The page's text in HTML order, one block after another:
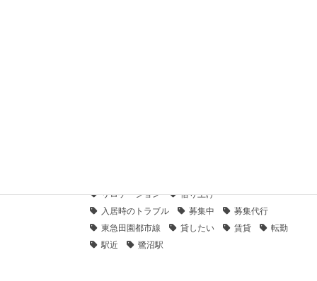
リロケーション
借り上げ
入居時のトラブル
募集中
募集代行
東急田園都市線
貸したい 賃貸
転勤
駅近
鷺沼駅